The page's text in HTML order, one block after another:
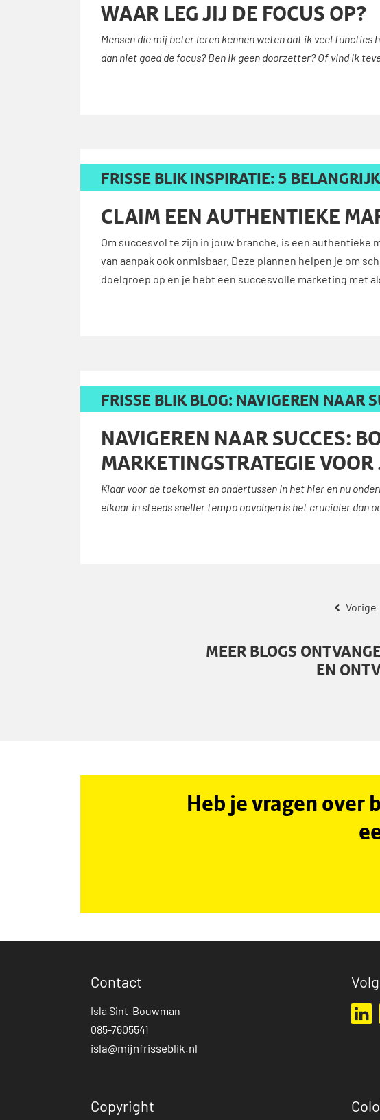
WAAR LEG JIJ DE FOCUS OP?
Mensen die mij beter leren kennen weten dat ik veel functies
dan niet goed de focus? Ben ik geen doorzetter? Of vind ik
FRISSE BLIK INSPIRATIE: 5
CLAIM EEN AUTHENTIEKE
Om succesvol te zijn in jouw branche, is een
van aanpak ook onmisbaar. Deze plannen helpen je om
doelgroep op en je hebt een succesvolle marketing met
FRISSE BLIK BLOG: NAVIGEREN NAAR
NAVIGEREN NAAR SUCCES:
MARKETINGSTRATEGIE
Klaar voor de toekomst en ondertussen in het hier en nu
elkaar in steeds sneller tempo opvolgen is het crucialer dan
MEER BLOGS
EN
Heb je vragen over
Contact
Isla Sint-Bouwman
085-7605541
isla@mijnfrisseblik.nl
Copyright